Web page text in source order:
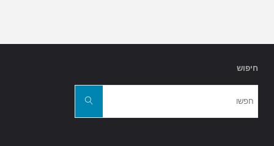
חיפוש
חפשו